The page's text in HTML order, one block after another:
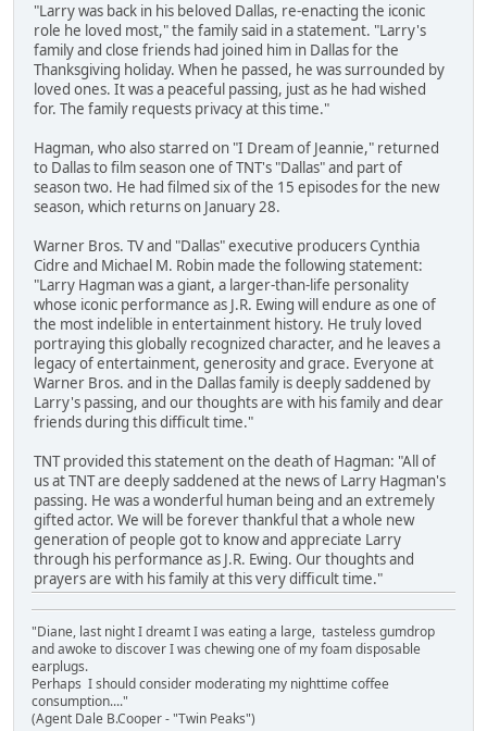
"Larry was back in his beloved Dallas, re-enacting the iconic
role he loved most," the family said in a statement. "Larry's
family and close friends had joined him in Dallas for the
Thanksgiving holiday. When he passed, he was surrounded by
loved ones. It was a peaceful passing, just as he had wished
for. The family requests privacy at this time."
Hagman, who also starred on "I Dream of Jeannie," returned
to Dallas to film season one of TNT's "Dallas" and part of
season two. He had filmed six of the 15 episodes for the new
season, which returns on January 28.
Warner Bros. TV and "Dallas" executive producers Cynthia
Cidre and Michael M. Robin made the following statement:
"Larry Hagman was a giant, a larger-than-life personality
whose iconic performance as J.R. Ewing will endure as one of
the most indelible in entertainment history. He truly loved
portraying this globally recognized character, and he leaves a
legacy of entertainment, generosity and grace. Everyone at
Warner Bros. and in the Dallas family is deeply saddened by
Larry's passing, and our thoughts are with his family and dear
friends during this difficult time."
TNT provided this statement on the death of Hagman: "All of
us at TNT are deeply saddened at the news of Larry Hagman's
passing. He was a wonderful human being and an extremely
gifted actor. We will be forever thankful that a whole new
generation of people got to know and appreciate Larry
through his performance as J.R. Ewing. Our thoughts and
prayers are with his family at this very difficult time."
"Diane, last night I dreamt I was eating a large, tasteless gumdrop
and awoke to discover I was chewing one of my foam disposable
earplugs.
Perhaps I should consider moderating my nighttime coffee
consumption...."
(Agent Dale B.Cooper - "Twin Peaks")